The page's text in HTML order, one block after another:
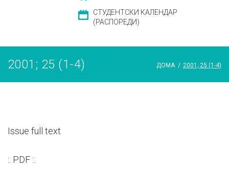
СТУДЕНТСКИ КАЛЕНДАР
(РАСПОРЕДИ)
2001; 25 (1-4) ДОМА / 2001; 25 (1-4)
Issue full text
:. PDF :.